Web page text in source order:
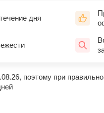
дня
поэтому при